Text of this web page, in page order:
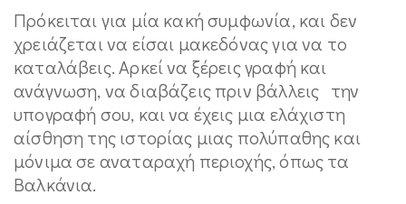
Πρόκειται για μία κακή συμφωνία, και δεν
χρειάζεται να είσαι μακεδόνας για να το
καταλάβεις. Αρκεί να ξέρεις γραφή και
ανάγνωση, να διαβάζεις πριν βάλλεις την
υπογραφή σου, και να έχεις μια ελάχιστη
αίσθηση της ιστορίας μιας πολύπαθης και
μόνιμα σε αναταραχή περιοχής, όπως τα
Βαλκάνια.